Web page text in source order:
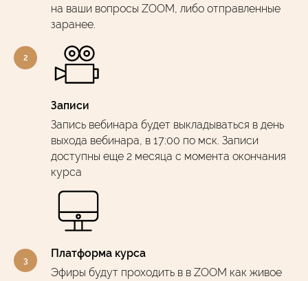
на ваши вопросы ZOOM, либо отправленные
заранее.
Записи
Запись вебинара будет выкладываться в день
выхода вебинара, в 17:00 по мск. Записи
доступны еще 2 месяца с момента окончания
курса
Платформа курса
Эфиры будут проходить в в ZOOM как живое